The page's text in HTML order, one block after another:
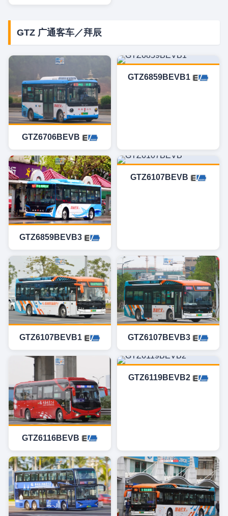
GTZ 广通客车／拜辰
GTZ6706BEVB
GTZ6859BEVB1
GTZ6859BEVB3
GTZ6107BEVB
GTZ6107BEVB1 GTZ6107BEVB3
GTZ6116BEVB
GTZ6119BEVB2